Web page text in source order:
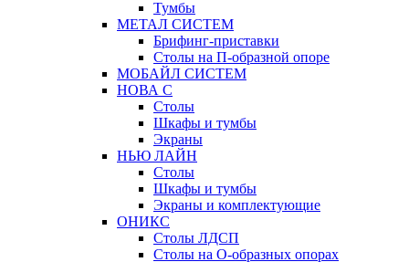
Тумбы
МЕТАЛ СИСТЕМ
Брифинг-приставки
Столы на П-образной опоре
МОБАЙЛ СИСТЕМ
НОВА С
Столы
Шкафы и тумбы
Экраны
НЬЮ ЛАЙН
Столы
Шкафы и тумбы
Экраны и комплектующие
ОНИКС
Столы ЛДСП
Столы на О-образных опорах